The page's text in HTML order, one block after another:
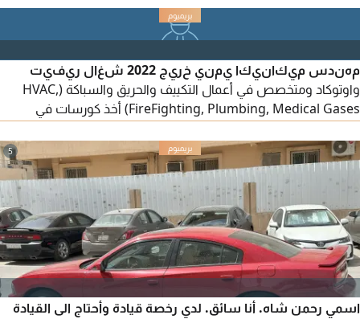
تفاعل الحساب الرسمي خلال آخر شهرين
مهندس ميكانيكا يمني خريج 2022 شغال ريفيت
واوتوكاد ومتخصص في أعمال التكييف والحريق والسباكة (HVAC,
FireFighting, Plumbing, Medical Gases) أخذ كورسات في
أعمال المكانيك ورفع مخطط as built وحصر الكميات ورفع
المستخلصات ومتابعة الاعتمادات والشراء ممتاز جدا في استخدام
برامج Microsoft Office & DUCT SIZER & SOLIDWORKS & FIRE
ELITE & ASHRAE DUCT FITTINGS
5
اسمي رحمن شاه. أنا سائق. لدي رخصة قيادة وأحتاج الى القيادة